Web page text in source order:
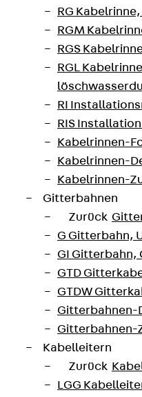
RG
RGM
RGS
RGL
RI
RIS
Kabelrinnen-
Kabelrinnen-
Kabelrinnen-
Gitterbahnen
Zurück
G Gitterbahn,
GI Gitterbahn,
GTD
GTDW
Gitterbahnen-
Gitterbahnen-
Kabelleitern
Zurück
LGG